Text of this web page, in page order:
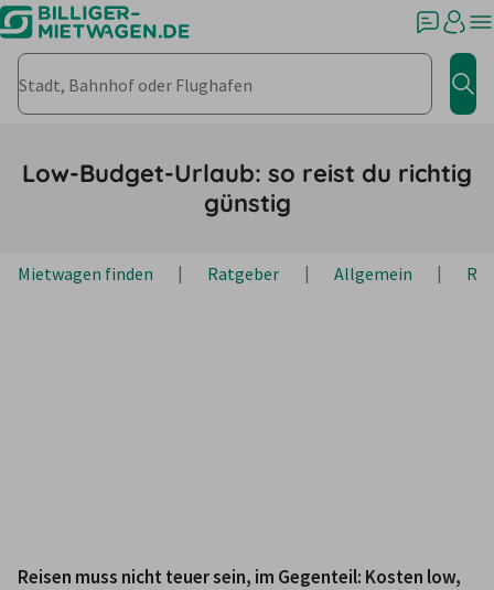
Stadt, Bahnhof oder Flughafen
Low-Budget-Urlaub: so reist du richtig
günstig
Mietwagen finden Ratgeber Allgemein
Reisen muss nicht teuer sein, im Gegenteil: Kosten low,